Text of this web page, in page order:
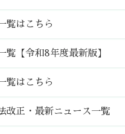
覧はこちら
覧【令和8年度最新版】
覧はこちら
改正・最新ニュース一覧